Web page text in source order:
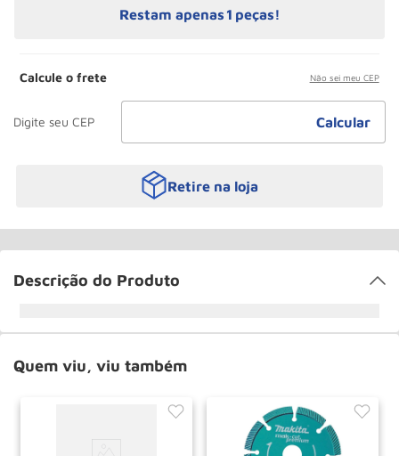
Restam apenas 1 peças!
Calcule o frete Não sei meu CEP
Retire na loja
Descrição do Produto
Quem viu, viu também